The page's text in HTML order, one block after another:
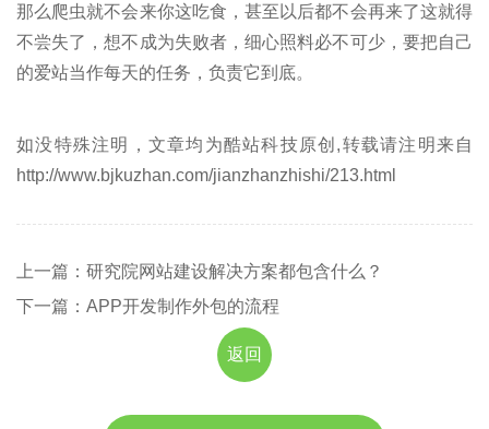
那么爬虫就不会来你这吃食，甚至以后都不会再来了这就得
不尝失了，想不成为失败者，细心照料必不可少，要把自己
的爱站当作每天的任务，负责它到底。
如没特殊注明，文章均为酷站科技原创,转载请注明来自
http://www.bjkuzhan.com/jianzhanzhishi/213.html
上一篇：研究院网站建设解决方案都包含什么？
下一篇：APP开发制作外包的流程
返回